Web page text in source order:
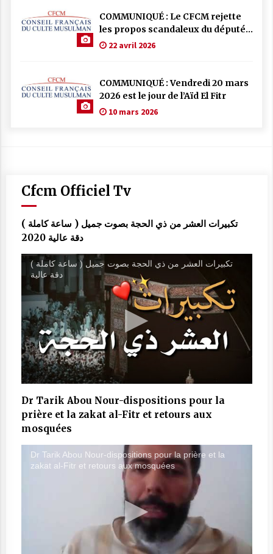
COMMUNIQUÉ : Le CFCM rejette
les propos scandaleux du député
RN Julien Odoul.
22 avril 2026
COMMUNIQUÉ : Vendredi 20 mars
2026 est le jour de l’Aïd El Fitr
10 mars 2026
Cfcm Officiel Tv
تكبيرات العشر من ذي الحجة بصوت جميل ( ساعة كاملة )
دقة عالية 2020
تكبيرات العشر من ذي الحجة بصوت جميل ( ساعة كاملة )
دقة عالية
Dr Tarik Abou Nour-dispositions pour la
prière et la zakat al-Fitr et retours aux
mosquées
Dr Tarik Abou Nour-dispositions pour la prière et la
zakat al-Fitr et retours aux mosquées